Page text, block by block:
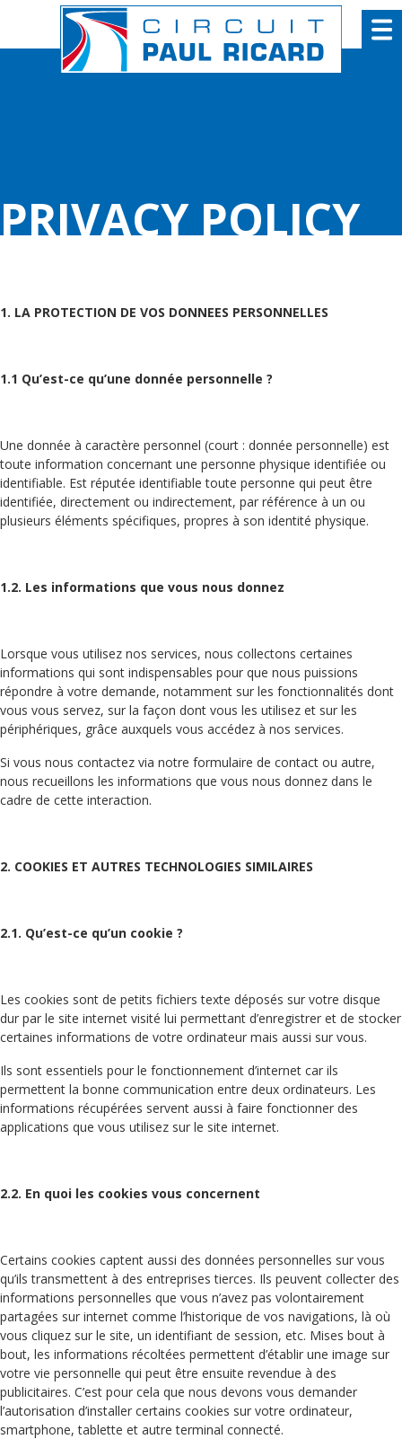
PRIVACY POLICY
1. LA PROTECTION DE VOS DONNEES PERSONNELLES
1.1 Qu’est-ce qu’une donnée personnelle ?
Une donnée à caractère personnel (court : donnée personnelle) est
toute information concernant une personne physique identifiée ou
identifiable. Est réputée identifiable toute personne qui peut être
identifiée, directement ou indirectement, par référence à un ou
plusieurs éléments spécifiques, propres à son identité physique.
1.2. Les informations que vous nous donnez
Lorsque vous utilisez nos services, nous collectons certaines
informations qui sont indispensables pour que nous puissions
répondre à votre demande, notamment sur les fonctionnalités dont
vous vous servez, sur la façon dont vous les utilisez et sur les
périphériques, grâce auxquels vous accédez à nos services.
Si vous nous contactez via notre formulaire de contact ou autre,
nous recueillons les informations que vous nous donnez dans le
cadre de cette interaction.
2. COOKIES ET AUTRES TECHNOLOGIES SIMILAIRES
2.1. Qu’est-ce qu’un cookie ?
Les cookies sont de petits fichiers texte déposés sur votre disque
dur par le site internet visité lui permettant d’enregistrer et de stocker
certaines informations de votre ordinateur mais aussi sur vous.
Ils sont essentiels pour le fonctionnement d’internet car ils
permettent la bonne communication entre deux ordinateurs. Les
informations récupérées servent aussi à faire fonctionner des
applications que vous utilisez sur le site internet.
2.2. En quoi les cookies vous concernent
Certains cookies captent aussi des données personnelles sur vous
qu’ils transmettent à des entreprises tierces. Ils peuvent collecter des
informations personnelles que vous n’avez pas volontairement
partagées sur internet comme l’historique de vos navigations, là où
vous cliquez sur le site, un identifiant de session, etc. Mises bout à
bout, les informations récoltées permettent d’établir une image sur
votre vie personnelle qui peut être ensuite revendue à des
publicitaires. C’est pour cela que nous devons vous demander
l’autorisation d’installer certains cookies sur votre ordinateur,
smartphone, tablette et autre terminal connecté.
Cookies management panel